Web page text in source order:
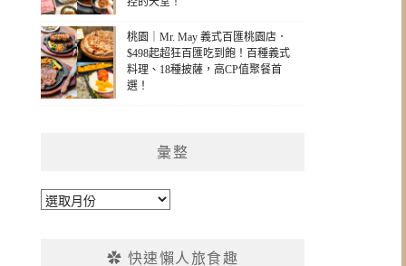
桃園｜Mr. May 義式百匯桃園店．
$498起超狂百匯吃到飽！百種義式
料理、18種披薩，高CP值聚餐首
選！
彙整
彙
✿ 快速懶人旅食趣